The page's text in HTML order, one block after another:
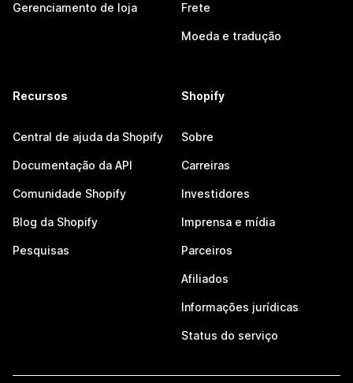
Gerenciamento de loja Frete
Moeda e tradução
Recursos
Central de ajuda da Shopify
Documentação da API
Comunidade Shopify
Blog da Shopify
Pesquisas
Shopify
Sobre
Carreiras
Investidores
Imprensa e mídia
Parceiros
Afiliados
Informações jurídicas
Status do serviço